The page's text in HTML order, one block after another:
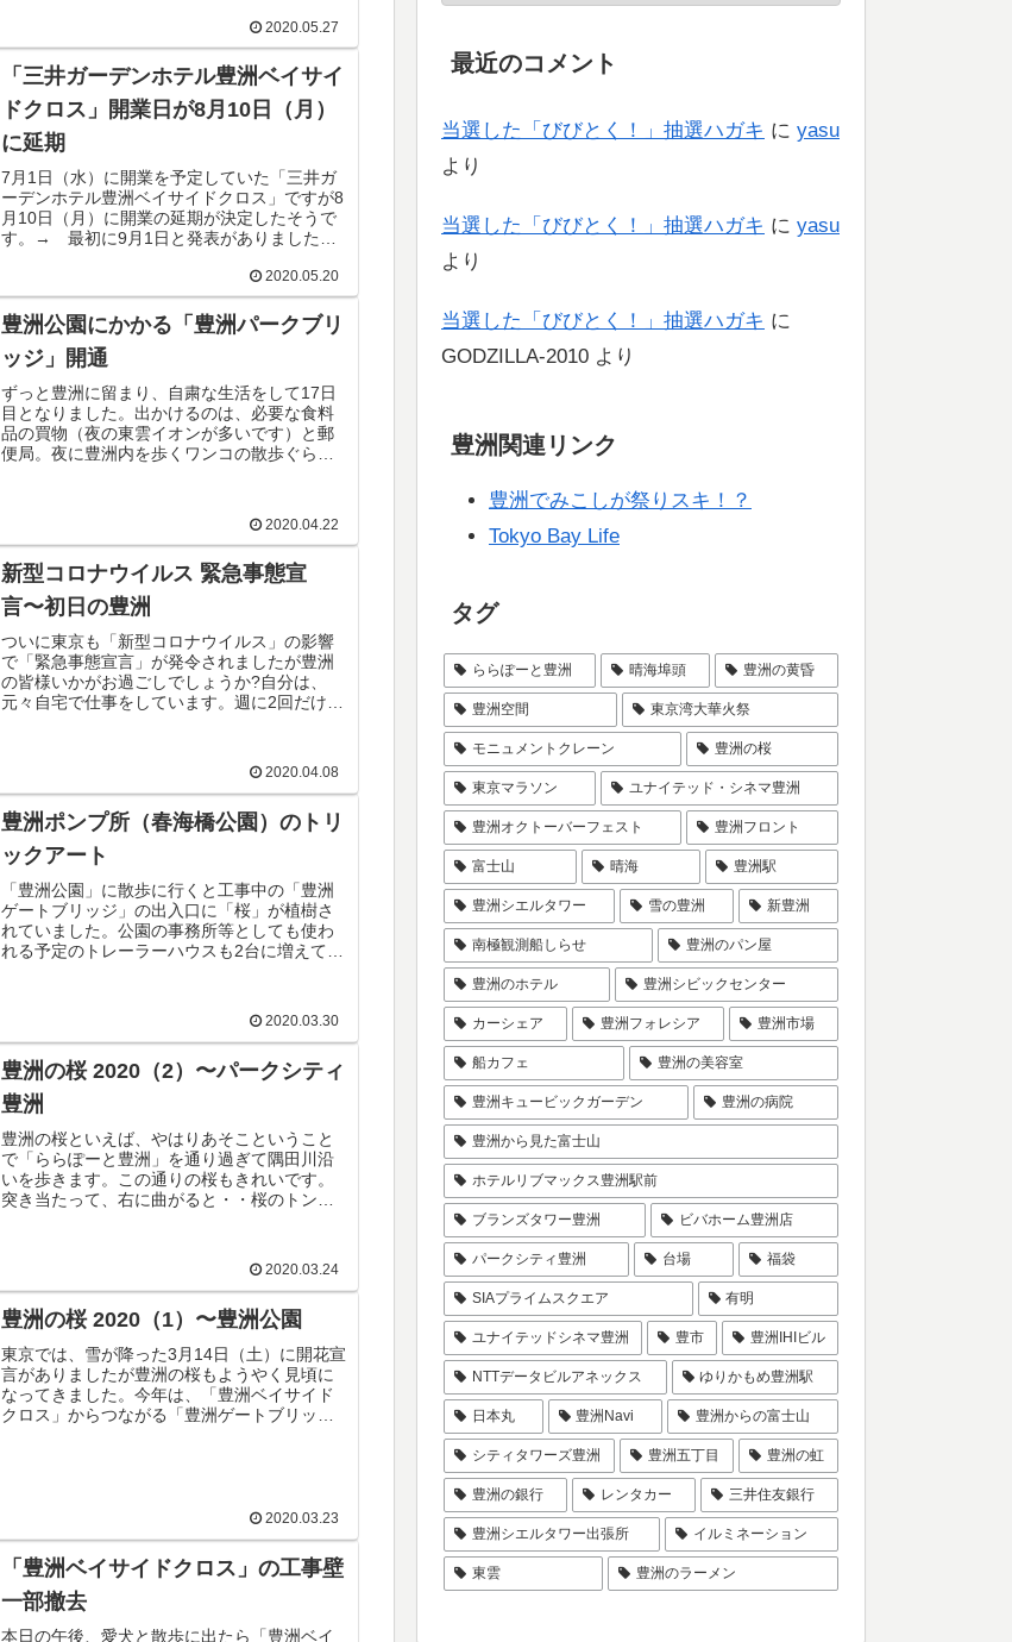
2020.05.27
「三井ガーデンホテル豊洲ベイサイ
ドクロス」開業日が8月10日（月）
に延期
7月1日（水）に開業を予定していた「三井ガ
ーデンホテル豊洲ベイサイドクロス」ですが8
月10日（月）に開業の延期が決定したそうで
す。→ 最初に9月1日と発表がありましたが
2020.05.20
豊洲公園にかかる「豊洲パークブリ
ッジ」開通
ずっと豊洲に留まり、自粛な生活をして17日
目となりました。出かけるのは、必要な食料
品の買物（夜の東雲イオンが多いです）と郵
便局。夜に豊洲内を歩くワンコの散歩ぐらい
2020.04.22
新型コロナウイルス 緊急事態宣
言〜初日の豊洲
ついに東京も「新型コロナウイルス」の影響
で「緊急事態宣言」が発令されましたが豊洲
の皆様いかがお過ごしでしょうか?自分は、
元々自宅で仕事をしています。週に2回だけ外
2020.04.08
豊洲ポンプ所（春海橋公園）のトリ
ックアート
「豊洲公園」に散歩に行くと工事中の「豊洲
ゲートブリッジ」の出入口に「桜」が植樹さ
れていました。公園の事務所等としても使わ
れる予定のトレーラーハウスも2台に増えてい
2020.03.30
豊洲の桜 2020（2）〜パークシティ
豊洲
豊洲の桜といえば、やはりあそこということ
で「ららぽーと豊洲」を通り過ぎて隅田川沿
いを歩きます。この通りの桜もきれいです。
突き当たって、右に曲がると・・桜のトンネ
2020.03.24
豊洲の桜 2020（1）〜豊洲公園
東京では、雪が降った3月14日（土）に開花宣
言がありましたが豊洲の桜もようやく見頃に
なってきました。今年は、「豊洲ベイサイド
クロス」からつながる「豊洲ゲートブリッ
2020.03.23
「豊洲ベイサイドクロス」の工事壁
一部撤去
本日の午後、愛犬と散歩に出たら「豊洲ベイ
最近のコメント
当選した「びびとく！」抽選ハガキ に yasu
より
当選した「びびとく！」抽選ハガキ に yasu
より
当選した「びびとく！」抽選ハガキ に
GODZILLA-2010 より
豊洲関連リンク
豊洲でみこしが祭りスキ！？
Tokyo Bay Life
タグ
ららぽーと豊洲 晴海埠頭 豊洲の黄昏
豊洲空間 東京湾大華火祭
モニュメントクレーン 豊洲の桜
東京マラソン ユナイテッド・シネマ豊洲
豊洲オクトーバーフェスト 豊洲フロント
富士山 晴海 豊洲駅
豊洲シエルタワー 雪の豊洲 新豊洲
南極観測船しらせ 豊洲のパン屋
豊洲のホテル 豊洲シビックセンター
カーシェア 豊洲フォレシア 豊洲市場
船カフェ 豊洲の美容室
豊洲キュービックガーデン 豊洲の病院
豊洲から見た富士山
ホテルリブマックス豊洲駅前
ブランズタワー豊洲 ビバホーム豊洲店
パークシティ豊洲 台場 福袋
SIAプライムスクエア 有明
ユナイテッドシネマ豊洲 豊市 豊洲IHIビル
NTTデータビルアネックス ゆりかもめ豊洲駅
日本丸 豊洲Navi 豊洲からの富士山
シティタワーズ豊洲 豊洲五丁目 豊洲の虹
豊洲の銀行 レンタカー 三井住友銀行
豊洲シエルタワー出張所 イルミネーション
東雲 豊洲のラーメン